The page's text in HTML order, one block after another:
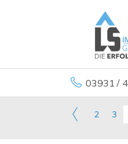
03931 /
2 3